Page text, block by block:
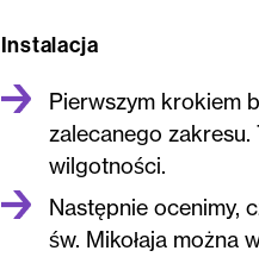
Instalacja
Pierwszym krokiem
zalecanego zakresu.
wilgotności.
Następnie ocenimy,
św. Mikołaja można